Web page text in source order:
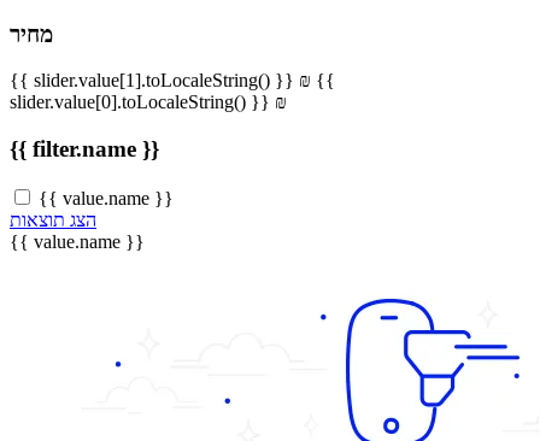
מחיר
{{ slider.value[1].toLocaleString() }} ₪ {{
slider.value[0].toLocaleString() }} ₪
{{ filter.name }}
{{ value.name }}
הצג תוצאות
{{ value.name }}